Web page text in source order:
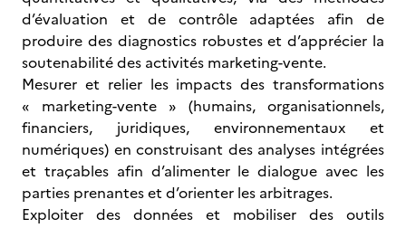
d’évaluation et de contrôle adaptées afin de
produire des diagnostics robustes et d’apprécier la
soutenabilité des activités marketing-vente.
Mesurer et relier les impacts des transformations
« marketing-vente » (humains, organisationnels,
financiers, juridiques, environnementaux et
numériques) en construisant des analyses intégrées
et traçables afin d’alimenter le dialogue avec les
parties prenantes et d’orienter les arbitrages.
Exploiter des données et mobiliser des outils